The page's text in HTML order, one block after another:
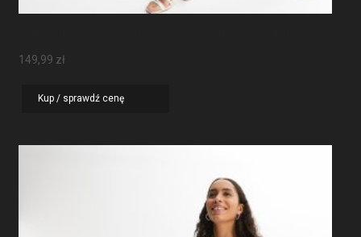
149,99 zł
Kup / sprawdź cenę